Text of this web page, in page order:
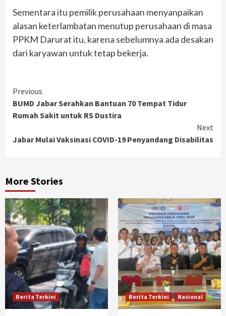
Sementara itu pemilik perusahaan menyanpaikan
alasan keterlambatan menutup perusahaan di masa
PPKM Darurat itu, karena sebelumnya ada desakan
dari karyawan untuk tetap bekerja.
Continue
Reading
Previous
BUMD Jabar Serahkan Bantuan 70 Tempat Tidur
Rumah Sakit untuk RS Dustira
Next
Jabar Mulai Vaksinasi COVID-19 Penyandang Disabilitas
More Stories
Berita Terkini Berita Terkini Nasional